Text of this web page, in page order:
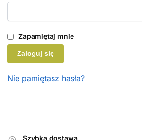
Zapamiętaj mnie
Zaloguj się
Nie pamiętasz hasła?
Szybka dostawa